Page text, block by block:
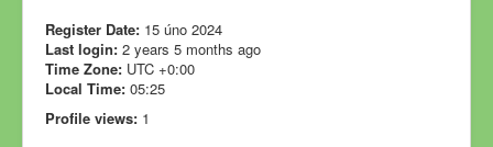
Register Date: 15 úno 2024
Last login: 2 years 5 months ago
Time Zone: UTC +0:00
Local Time: 05:25
Profile views: 1